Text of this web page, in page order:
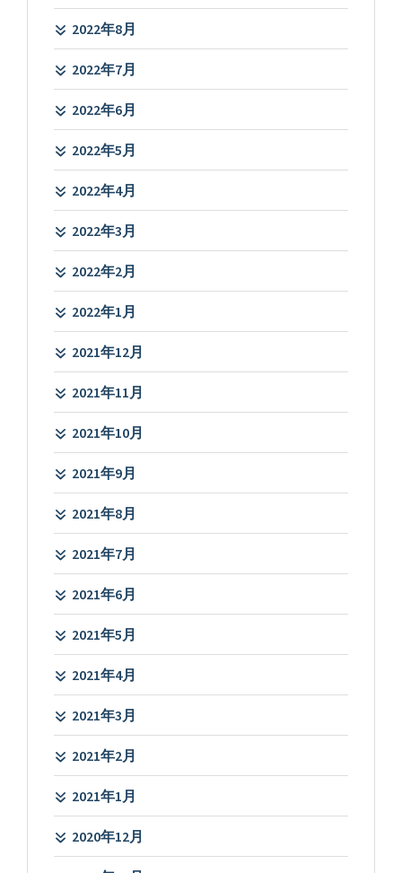
2022年8月
2022年7月
2022年6月
2022年5月
2022年4月
2022年3月
2022年2月
2022年1月
2021年12月
2021年11月
2021年10月
2021年9月
2021年8月
2021年7月
2021年6月
2021年5月
2021年4月
2021年3月
2021年2月
2021年1月
2020年12月